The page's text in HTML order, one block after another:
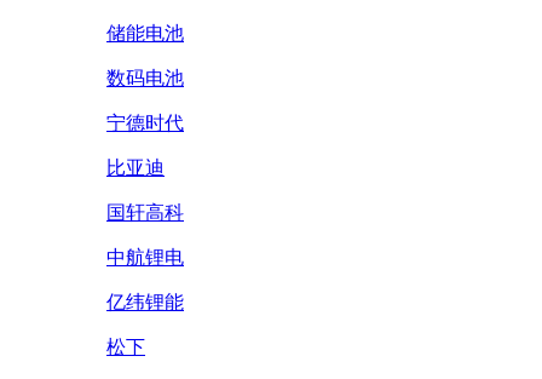
储能电池
数码电池
宁德时代
比亚迪
国轩高科
中航锂电
亿纬锂能
松下